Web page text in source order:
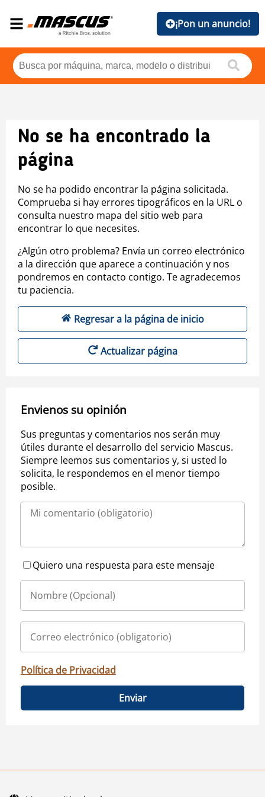
¡Pon un anuncio!
No se ha encontrado la
página
No se ha podido encontrar la página solicitada.
Comprueba si hay errores tipográficos en la URL o
consulta nuestro mapa del sitio web para
encontrar lo que necesites.
¿Algún otro problema? Envía un correo electrónico
a la dirección que aparece a continuación y nos
pondremos en contacto contigo. Te agradecemos
tu paciencia.
Regresar a la página de inicio
Actualizar página
Envienos su opinión
Sus preguntas y comentarios nos serán muy
útiles durante el desarrollo del servicio Mascus.
Siempre leemos sus comentarios y, si usted lo
solicita, le respondemos en el menor tiempo
posible.
Quiero una respuesta para este mensaje
Política de Privacidad
Enviar